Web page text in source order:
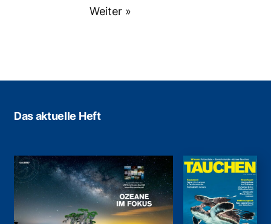
Weiter »
Das aktuelle Heft